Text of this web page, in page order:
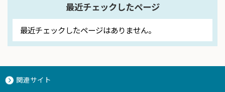
最近チェックしたページ
最近チェックしたページはありません。
関連サイト